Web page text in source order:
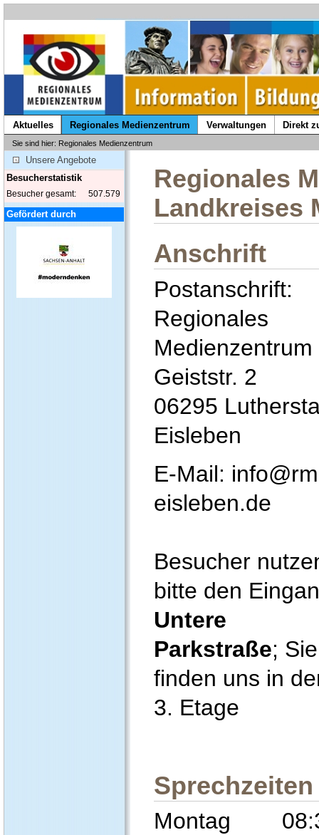
Aktuelles Regionales Medienzentrum Verwaltungen Direkt
Sie sind hier: Regionales Medienzentrum
Unsere Angebote
Besucherstatistik
Besucher gesamt: 507.579
Gefördert durch
Regionales
Landkreises
Anschrift
Postanschrift:
Regionales
Medienzentrum
Geiststr. 2
06295
Eisleben
E-Mail:
eisleben.de
Besucher
bitte den
Untere
Parkstraße; Sie
finden uns in
3. Etage
Sprechzeiten
Montag